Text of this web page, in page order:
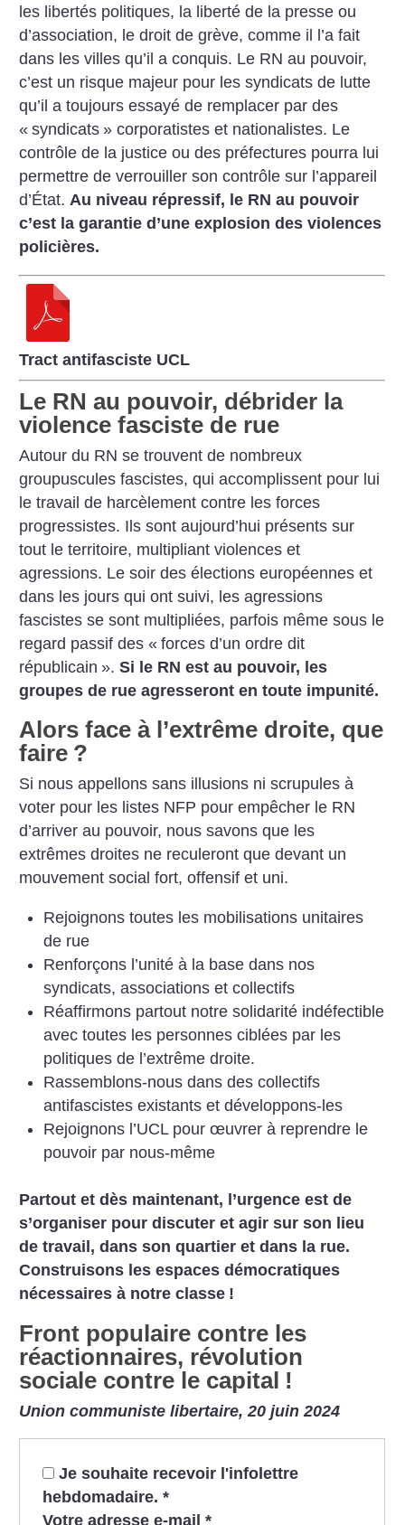
les libertés politiques, la liberté de la presse ou
d’association, le droit de grève, comme il l’a fait
dans les villes qu’il a conquis. Le RN au pouvoir,
c’est un risque majeur pour les syndicats de lutte
qu’il a toujours essayé de remplacer par des
« syndicats » corporatistes et nationalistes. Le
contrôle de la justice ou des préfectures pourra lui
permettre de verrouiller son contrôle sur l’appareil
d’État. Au niveau répressif, le RN au pouvoir
c’est la garantie d’une explosion des violences
policières.
Tract antifasciste UCL
Le RN au pouvoir, débrider la
violence fasciste de rue
Autour du RN se trouvent de nombreux
groupuscules fascistes, qui accomplissent pour lui
le travail de harcèlement contre les forces
progressistes. Ils sont aujourd’hui présents sur
tout le territoire, multipliant violences et
agressions. Le soir des élections européennes et
dans les jours qui ont suivi, les agressions
fascistes se sont multipliées, parfois même sous le
regard passif des « forces d’un ordre dit
républicain ».Si le RN est au pouvoir, les
groupes de rue agresseront en toute impunité.
Alors face à l’extrême droite, que
faire ?
Si nous appellons sans illusions ni scrupules à
voter pour les listes NFP pour empêcher le RN
d’arriver au pouvoir, nous savons que les
extrêmes droites ne reculeront que devant un
mouvement social fort, offensif et uni.
Rejoignons toutes les mobilisations unitaires
de rue
Renforçons l’unité à la base dans nos
syndicats, associations et collectifs
Réaffirmons partout notre solidarité indéfectible
avec toutes les personnes ciblées par les
politiques de l’extrême droite.
Rassemblons-nous dans des collectifs
antifascistes existants et développons-les
Rejoignons l’UCL pour œuvrer à reprendre le
pouvoir par nous-même
Partout et dès maintenant, l’urgence est de
s’organiser pour discuter et agir sur son lieu
de travail, dans son quartier et dans la rue.
Construisons les espaces démocratiques
nécessaires à notre classe !
Front populaire contre les
réactionnaires, révolution
sociale contre le capital !
Union communiste libertaire, 20 juin 2024
Je souhaite recevoir l'infolettre
hebdomadaire. *
Votre adresse e-mail *